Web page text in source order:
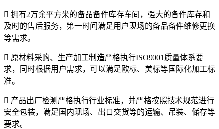
 拥有2万余平方米的备品备件库存车间，强大的备件库存和
及时的售后服务，第一时间满足用户现场的备品备件维修更换
等需求。
 原材料采购、生产加工制造严格执行ISO9001质量体系要
求，同时根据用户需求，可以满足欧标、美标等国际化加工标
准。
 产品出厂检测严格执行行业标准，并严格按照技术规范进行
安全包装，满足国内现场、出口交货等的运输、吊装、储存等
要求。